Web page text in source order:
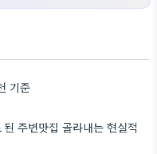
기준
주변맛집 골라내는 현실적